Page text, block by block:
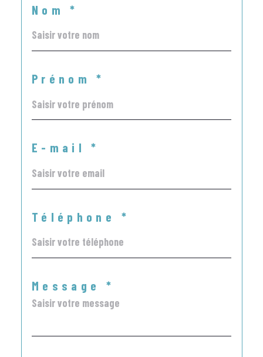
Nom *
Prénom *
E-mail *
Téléphone *
Message *